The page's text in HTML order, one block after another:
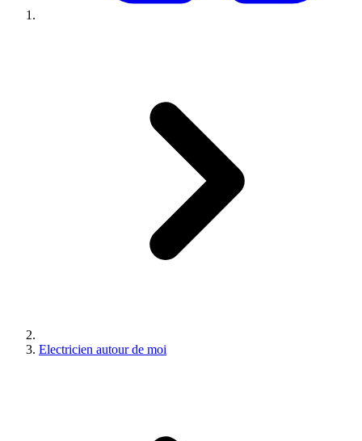
Electricien autour de moi